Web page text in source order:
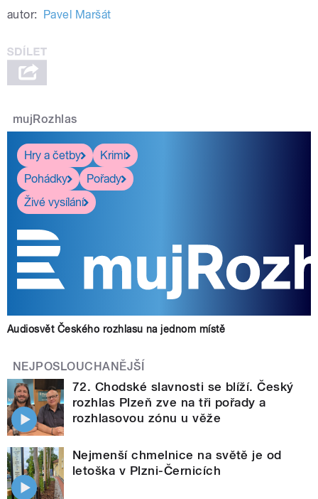
autor: Pavel Maršát
mujRozhlas
Hry a četby
Krimi
Pohádky
Pořady
Živé vysílání
Audiosvět Českého rozhlasu na jednom místě
NEJPOSLOUCHANĚJŠÍ
72. Chodské slavnosti se blíží. Český
rozhlas Plzeň zve na tři pořady a
rozhlasovou zónu u věže
Nejmenší chmelnice na světě je od
letoška v Plzni-Černicích